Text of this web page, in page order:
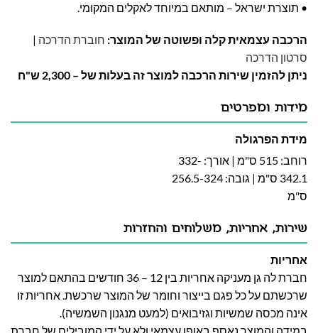
• תוצרת ישראל – מותאם במיוחד לאקלים המקומי.
הרכבה עצמאית קלה ופשוטה של המוצר: חוברת הדרכה |
סרטון הדרכה
ניתן להזמין שירות הרכבה למוצר זה בעלות של – 2,300 ש"ח
מידות ומפרטים
מידת הפרגולה
רוחב: 515 ס"מ | אורך: 332-
342.1 ס"מ | גובה: 256.5-324
ס"מ
שירות, אחריות, משלוחים והחזרות
אחריות
חברת לה גן מעניקה אחריות בין 12 – 36 חודשים בהתאם למוצר
שרכשתם על כל פגם בייצור וחומר של המוצר שרכשת. אחריות זו
אינה מכסה שמשיות וגזיבואים (למעט מנגנון השמשיה).